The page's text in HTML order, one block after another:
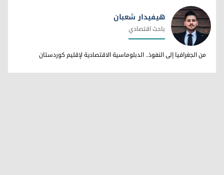
هيفيدار شعبان
هيفيدار شعبان
باحث اقتصادي
من الجغرافيا إلى النفوذ.. الدبلوماسية الاقتصادية لإقليم كوردستان